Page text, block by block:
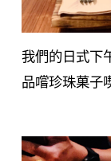
我們的日式下
品嚐珍珠菓子